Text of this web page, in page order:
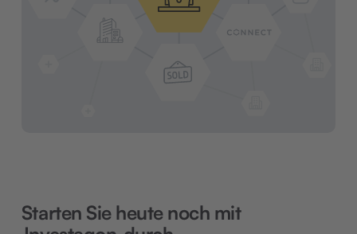
Starten Sie heute noch mit